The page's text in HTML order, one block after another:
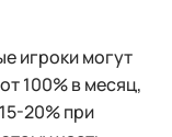
игроки могут
100% в месяц,
20% при